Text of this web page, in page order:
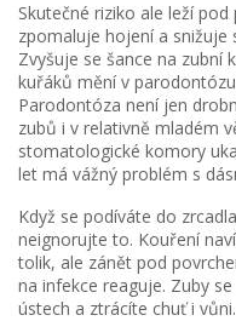
Skutečné riziko ale leží
zpomaluje hojení a snižuje
Zvyšuje se šance na zubní
kuřáků mění v
Parodontóza není jen
zubů i v relativně mladém
stomatologické komory
let má vážný problém s
Když se podíváte do
neignorujte to. Kouření
tolik, ale zánět pod
na infekce reaguje. Zuby
ústech a ztrácíte chuť i vůni.